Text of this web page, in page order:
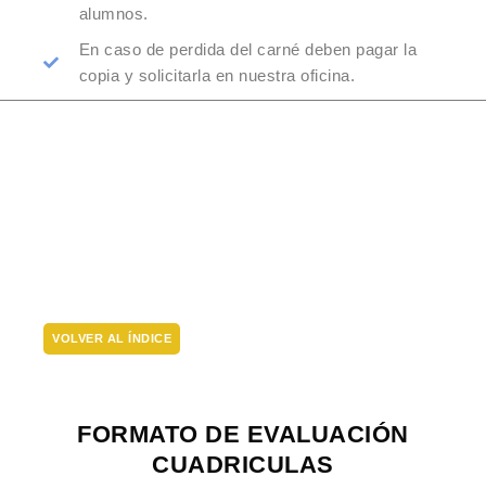
alumnos.
En caso de perdida del carné deben pagar la
copia y solicitarla en nuestra oficina.
VOLVER AL ÍNDICE
FORMATO DE EVALUACIÓN
CUADRICULAS